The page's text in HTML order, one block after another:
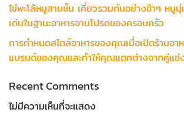
ไข่พะโล้หมูสามชั้น เคี่ยวรวมกันอย่างช้าๆ หมู
เด่นในฐานะอาหารจานโปรดของครอบครัว
การกำหนดสไตล์อาหารของคุณเมื่อเปิดร้านอา
แบรนด์ของคุณและทำให้คุณแตกต่างจากคู่แข่
Recent Comments
ไม่มีความเห็นที่จะแสดง